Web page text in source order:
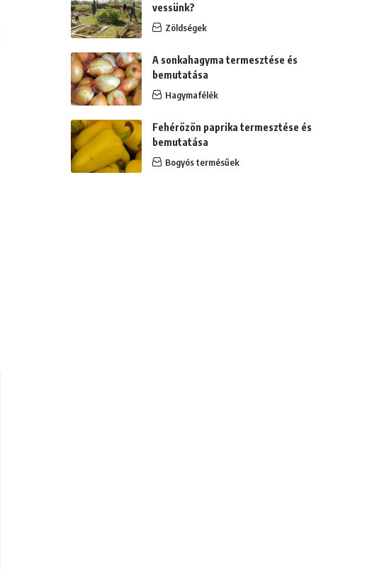
vessünk?
Zöldségek
A sonkahagyma termesztése és
bemutatása
Hagymafélék
Fehérözön paprika termesztése és
bemutatása
Bogyós termésűek